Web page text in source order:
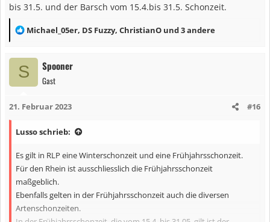
bis 31.5. und der Barsch vom 15.4.bis 31.5. Schonzeit.
R
a
k
o
e
:
Michael_05er, DS Fuzzy, ChristianO und 3 andere
S Spooner
Gast
21. Februar 2023 #16
Lusso schrieb:
Es gilt in RLP eine Winterschonzeit und eine Frühjahrsschonzeit.
Für den Rhein ist ausschliesslich die Frühjahrsschonzeit
maßgeblich.
Ebenfalls gelten in der Frühjahrsschonzeit auch die diversen
Artenschonzeiten.